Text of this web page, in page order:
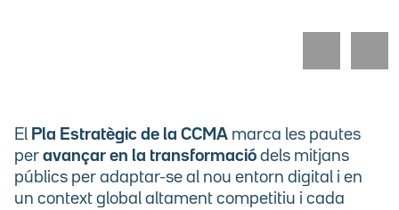
El Pla Estratègic de la CCMA marca les pautes
per avançar en la transformació dels mitjans
públics per adaptar-se al nou entorn digital i en
un context global altament competitiu i cada